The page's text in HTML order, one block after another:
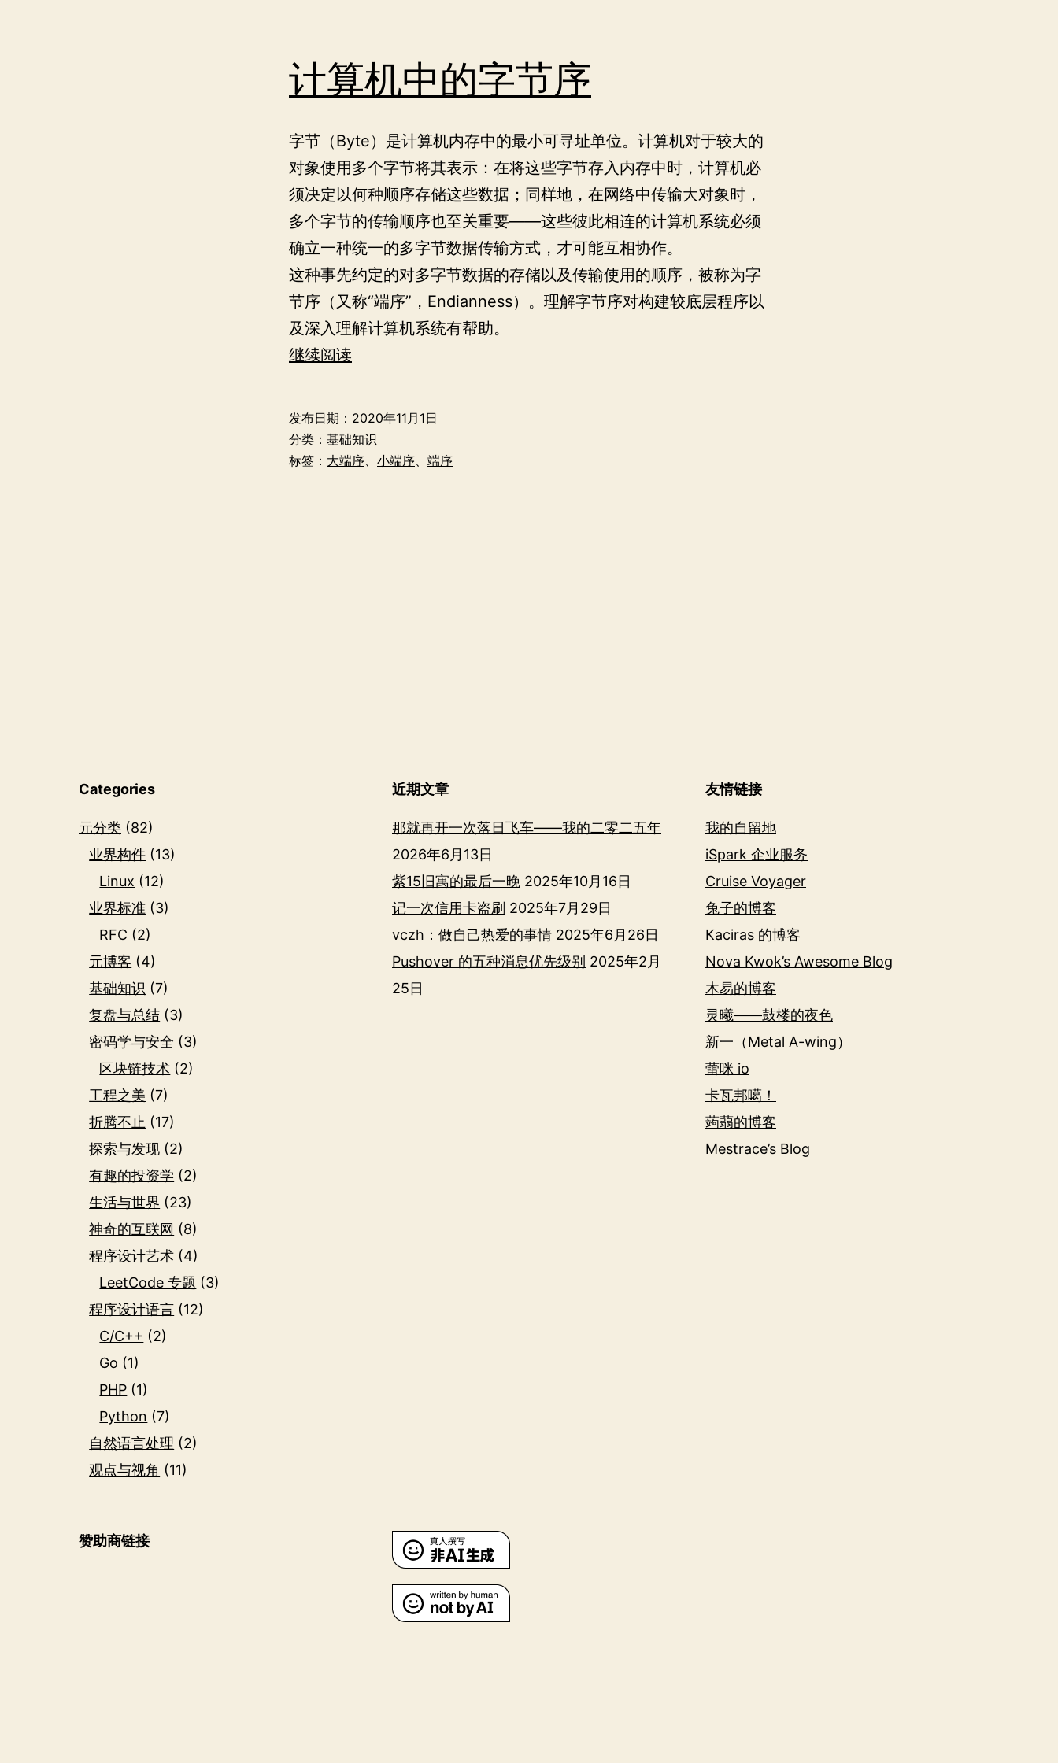
计算机中的字节序
字节（Byte）是计算机内存中的最小可寻址单位。计算机对于较大的
对象使用多个字节将其表示：在将这些字节存入内存中时，计算机必
须决定以何种顺序存储这些数据；同样地，在网络中传输大对象时，
多个字节的传输顺序也至关重要——这些彼此相连的计算机系统必须
确立一种统一的多字节数据传输方式，才可能互相协作。
这种事先约定的对多字节数据的存储以及传输使用的顺序，被称为字
节序（又称“端序”，Endianness）。理解字节序对构建较底层程序以
及深入理解计算机系统有帮助。
继续阅读
中
的
发布日期： 2020年11月1日
分类： 基础知识
标签： 大端序、 小端序、 端序
Categories
元分类 (82)
业界构件 (13)
Linux (12)
业界标准 (3)
RFC (2)
元博客 (4)
基础知识 (7)
复盘与总结 (3)
密码学与安全 (3)
区块链技术 (2)
工程之美 (7)
折腾不止 (17)
探索与发现 (2)
有趣的投资学 (2)
生活与世界 (23)
神奇的互联网 (8)
程序设计艺术 (4)
LeetCode 专题 (3)
程序设计语言 (12)
C/C++ (2)
Go (1)
PHP (1)
Python (7)
自然语言处理 (2)
观点与视角 (11)
近期文章
那就再开一次落日飞车——我的二零二五年
2026年6月13日
紫15旧寓的最后一晚 2025年10月16日
记一次信用卡盗刷 2025年7月29日
vczh：做自己热爱的事情 2025年6月26日
Pushover 的五种消息优先级别 2025年2月
25日
友情链接
我的自留地
iSpark 企业服务
Cruise Voyager
兔子的博客
Kaciras 的博客
Nova Kwok’s Awesome Blog
木易的博客
灵曦——鼓楼的夜色
新一（Metal A-wing）
蕾咪 io
卡瓦邦噶！
蒟蒻的博客
Mestrace’s Blog
赞助商链接